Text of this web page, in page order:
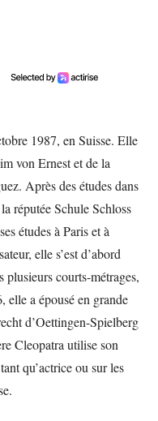
1987, en Suisse. Elle
von Ernest et de la
Après des études dans
réputée Schule Schloss
études à Paris et à
elle s’est d’abord
plusieurs courts-métrages,
a épousé en grande
d’Oettingen-Spielberg
Cleopatra utilise son
qu’actrice ou sur les